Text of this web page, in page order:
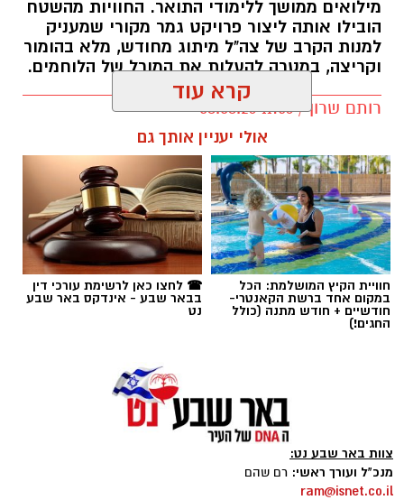
מילואים ממושך ללימודי התואר. החוויות מהשטח
הובילו אותה ליצור פרויקט גמר מקורי שמעניק
למנות הקרב של צה"ל מיתוג מחודש, מלא בהומור
וקריצה, במטרה להעלות את המורל של הלוחמים.
רותם שרון / 11:56 08.08.26
תגים:יעל ציבולסקי
קרא עוד
אולי יעניין אותך גם
חוויית הקיץ המושלמת: הכל
במקום אחד ברשת הקאנטרי-
חודשיים + חודש מתנה (כולל
החגים!)
☎ לחצו כאן לרשימת עורכי דין
בבאר שבע - אינדקס באר שבע
נט
צוות באר שבע נט:
מנכ"ל ועורך ראשי: רם שהם
ram@isnet.co.il